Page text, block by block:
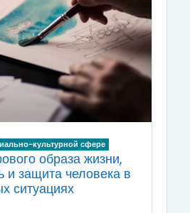
культурной сфере
образа жизни,
и защита человека в
ситуациях